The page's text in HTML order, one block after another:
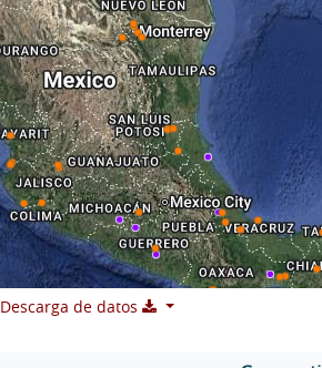
Descarga de datos